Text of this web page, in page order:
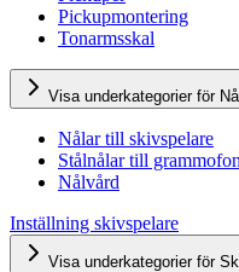
Pickupmontering
Tonarmsskal
Visa underkategorier för
Nålar till skivspelare
Stålnålar till
Nålvård
Inställning skivspelare
Visa underkategorier för